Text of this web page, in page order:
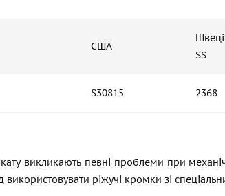
США
SS
S30815 2368
викликають певні проблеми при
використовувати ріжучі кромки зі